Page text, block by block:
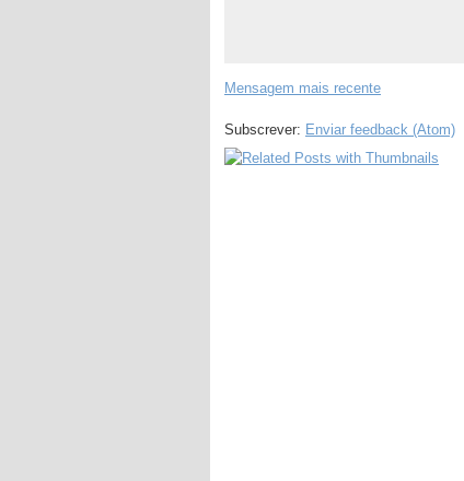
Mensagem mais recente
Subscrever: Enviar feedback (Atom)